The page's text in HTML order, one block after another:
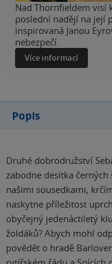
Nad Thornfieldem visí
poslední nadějí na její
inspirovaná Janou
nebezpečí.
Více informací
Popis
Druhé dobrodružství
zabodne desítka černých
našimi sousedkami,
naskytne příležitost
obyčejný jedenáctiletý
žoldáků? Abych mohl
povědět o hradě